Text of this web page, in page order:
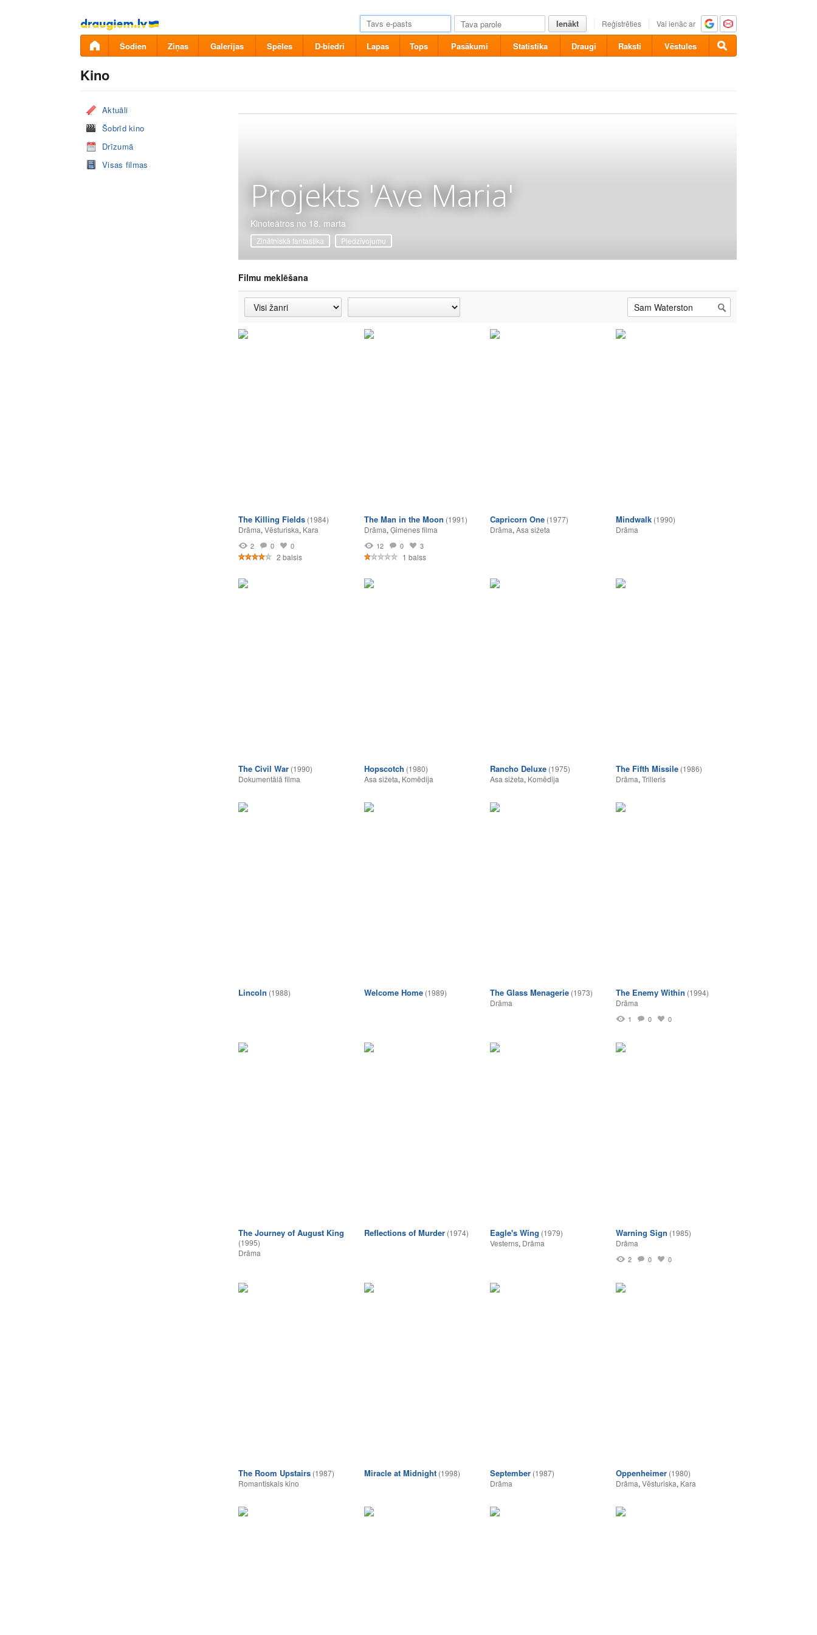
Pāriet
uz
saturu
Ienākt Reģistrēties Vai ienāc ar
Šodien Ziņas Galerijas Spēles D-biedri Lapas Tops Pasākumi Statistika Draugi Raksti Vēstules
Kino
Aktuāli
Šobrīd kino
Drīzumā
Visas filmas
Projekts 'Ave Maria'
Kinoteātros no 18. marta
Zinātniskā fantastika Piedzīvojumu
Filmu meklēšana
The Killing Fields (1984)
Drāma, Vēsturiska, Kara
2 0 0
2 balsis
The Man in the Moon (1991)
Drāma, Ģimenes filma
12 0 3
1 balss
Capricorn One (1977)
Drāma, Asa sižeta
Mindwalk (1990)
Drāma
The Civil War (1990)
Dokumentālā filma
Hopscotch (1980)
Asa sižeta, Komēdija
Rancho Deluxe (1975)
Asa sižeta, Komēdija
The Fifth Missile (1986)
Drāma, Trilleris
Lincoln (1988) Welcome Home (1989) The Glass Menagerie (1973)
Drāma
The Enemy Within (1994)
Drāma
1 0 0
The Journey of August King
(1995)
Drāma
Reflections of Murder (1974) Eagle's Wing (1979)
Vesterns, Drāma
Warning Sign (1985)
Drāma
2 0 0
The Room Upstairs (1987)
Romantiskais kino
Miracle at Midnight (1998) September (1987)
Drāma
Oppenheimer (1980)
Drāma, Vēsturiska, Kara